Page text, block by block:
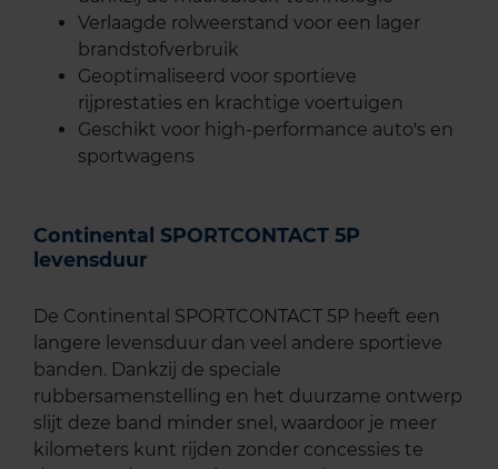
Verlaagde rolweerstand voor een lager
brandstofverbruik
Geoptimaliseerd voor sportieve
rijprestaties en krachtige voertuigen
Geschikt voor high-performance auto's en
sportwagens
Continental SPORTCONTACT 5P
levensduur
De Continental SPORTCONTACT 5P heeft een
langere levensduur dan veel andere sportieve
banden. Dankzij de speciale
rubbersamenstelling en het duurzame ontwerp
slijt deze band minder snel, waardoor je meer
kilometers kunt rijden zonder concessies te